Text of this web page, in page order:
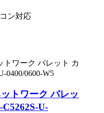
ン対応
トワーク バレッ
C5262S-U-